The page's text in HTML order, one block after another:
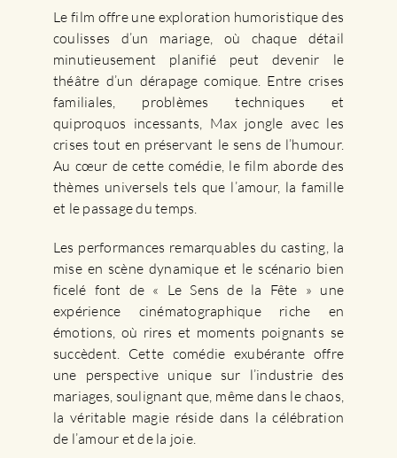
Le film offre une exploration humoristique des
coulisses d’un mariage, où chaque détail
minutieusement planifié peut devenir le
théâtre d’un dérapage comique. Entre crises
familiales, problèmes techniques et
quiproquos incessants, Max jongle avec les
crises tout en préservant le sens de l’humour.
Au cœur de cette comédie, le film aborde des
thèmes universels tels que l’amour, la famille
et le passage du temps.
Les performances remarquables du casting, la
mise en scène dynamique et le scénario bien
ficelé font de « Le Sens de la Fête » une
expérience cinématographique riche en
émotions, où rires et moments poignants se
succèdent. Cette comédie exubérante offre
une perspective unique sur l’industrie des
mariages, soulignant que, même dans le chaos,
la véritable magie réside dans la célébration
de l’amour et de la joie.